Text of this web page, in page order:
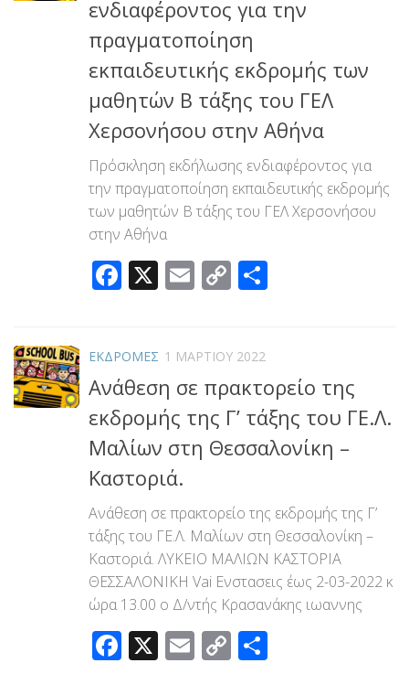
ενδιαφέροντος για την
πραγματοποίηση
εκπαιδευτικής εκδρομής των
μαθητών Β τάξης του ΓΕΛ
Χερσονήσου στην Αθήνα
Πρόσκληση εκδήλωσης ενδιαφέροντος για
την πραγματοποίηση εκπαιδευτικής εκδρομής
των μαθητών Β τάξης του ΓΕΛ Χερσονήσου
στην Αθήνα
Facebook
X Email
Copy
ΕΚΔΡΟΜΕΣ 1 ΜΑΡΤΊΟΥ 2022
Ανάθεση σε πρακτορείο της
εκδρομής της Γ’ τάξης του ΓΕ.Λ.
Μαλίων στη Θεσσαλονίκη –
Καστοριά.
Ανάθεση σε πρακτορείο της εκδρομής της Γ’
τάξης του ΓΕ.Λ. Μαλίων στη Θεσσαλονίκη –
Καστοριά. ΛΥΚΕΙΟ ΜΑΛΙΩΝ ΚΑΣΤΟΡΙΑ
ΘΕΣΣΑΛΟΝΙΚΗ Vai Ενστασεις έως 2-03-2022 κ
ώρα 13.00 ο Δ/ντής Κρασανάκης ιωαννης
Facebook
X Email
Copy
Link